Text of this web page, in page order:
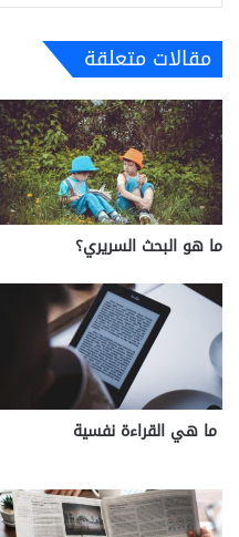
مقالات متعلقة
ما هو البحث السريري؟
ما هي القراءة نفسية